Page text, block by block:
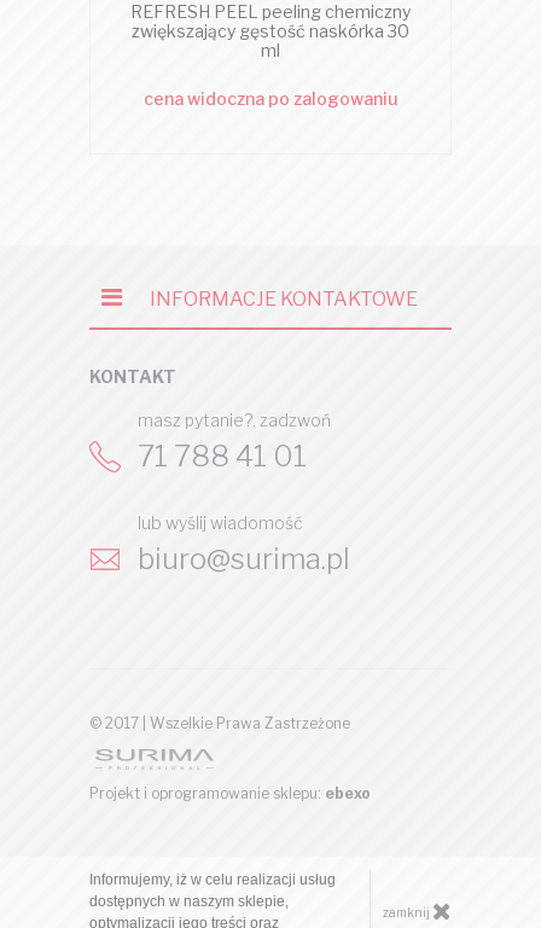
REFRESH PEEL peeling chemiczny
zwiększający gęstość naskórka 30
ml
cena widoczna po zalogowaniu
INFORMACJE KONTAKTOWE
KONTAKT
masz pytanie?, zadzwoń
71 788 41 01
lub wyślij wiadomość
biuro@surima.pl
© 2017 | Wszelkie Prawa Zastrzeżone
Projekt i oprogramowanie sklepu: ebexo
Informujemy, iż w celu realizacji usług
dostępnych w naszym sklepie,
optymalizacji jego treści oraz
zamknij